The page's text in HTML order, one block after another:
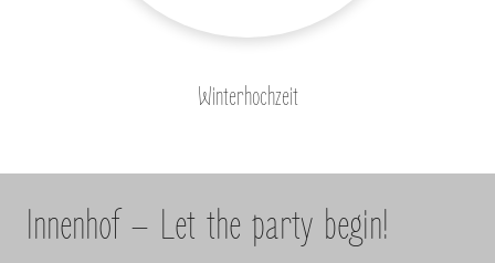
Winterhochzeit
Innenhof – Let the party begin!